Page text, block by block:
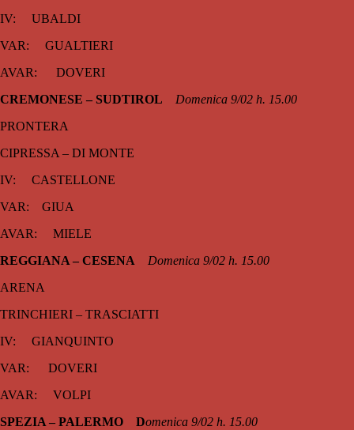
IV: UBALDI
VAR: GUALTIERI
AVAR: DOVERI
CREMONESE – SUDTIROL Domenica 9/02 h. 15.00
PRONTERA
CIPRESSA – DI MONTE
IV: CASTELLONE
VAR: GIUA
AVAR: MIELE
REGGIANA – CESENA Domenica 9/02 h. 15.00
ARENA
TRINCHIERI – TRASCIATTI
IV: GIANQUINTO
VAR: DOVERI
AVAR: VOLPI
SPEZIA – PALERMO Domenica 9/02 h. 15.00